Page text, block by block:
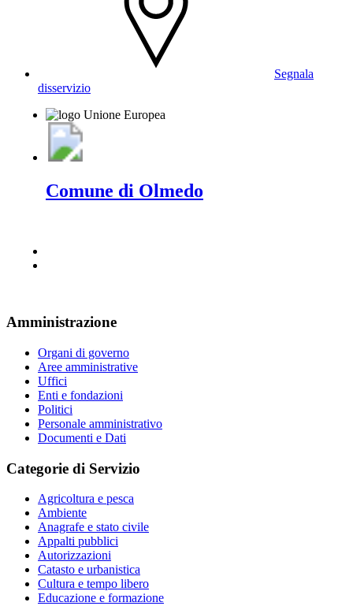
Segnala
disservizio
Comune di Olmedo
Amministrazione
Organi di governo
Aree amministrative
Uffici
Enti e fondazioni
Politici
Personale amministrativo
Documenti e Dati
Categorie di Servizio
Agricoltura e pesca
Ambiente
Anagrafe e stato civile
Appalti pubblici
Autorizzazioni
Catasto e urbanistica
Cultura e tempo libero
Educazione e formazione